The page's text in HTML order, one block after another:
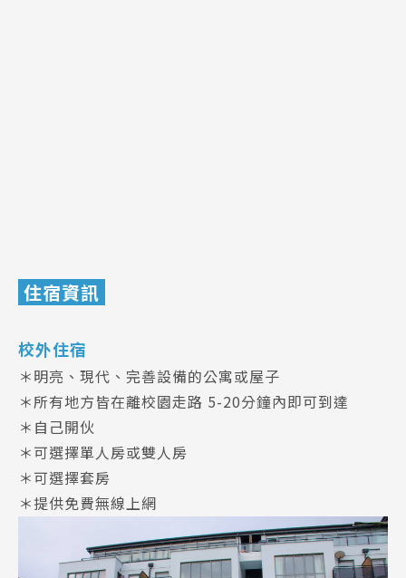
住宿資訊
校外住宿
＊明亮、現代、完善設備的公寓或屋子
＊所有地方皆在離校園走路 5-20分鐘內即可到達
＊自己開伙
＊可選擇單人房或雙人房
＊可選擇套房
＊提供免費無線上網